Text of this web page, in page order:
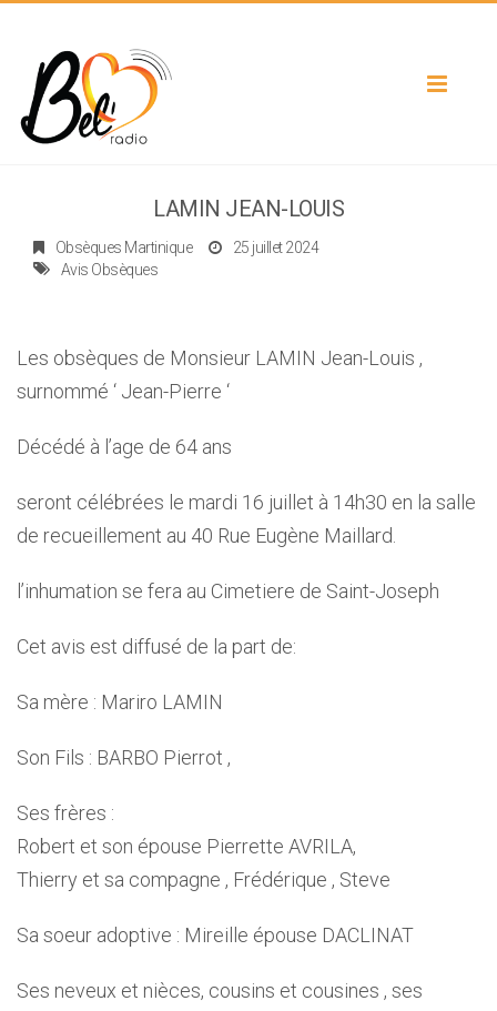
Toggle
LAMIN JEAN-LOUIS
Obsèques Martinique
25 juillet 2024
Avis Obsèques
Les obsèques de Monsieur LAMIN Jean-Louis ,
surnommé ‘ Jean-Pierre ‘
Décédé à l’age de 64 ans
seront célébrées le mardi 16 juillet à 14h30 en la salle
de recueillement au 40 Rue Eugène Maillard.
l’inhumation se fera au Cimetiere de Saint-Joseph
Cet avis est diffusé de la part de:
Sa mère : Mariro LAMIN
Son Fils : BARBO Pierrot ,
Ses frères :
Robert et son épouse Pierrette AVRILA,
Thierry et sa compagne , Frédérique , Steve
Sa soeur adoptive : Mireille épouse DACLINAT
Ses neveux et nièces, cousins et cousines , ses